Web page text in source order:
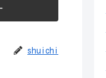
shuichi